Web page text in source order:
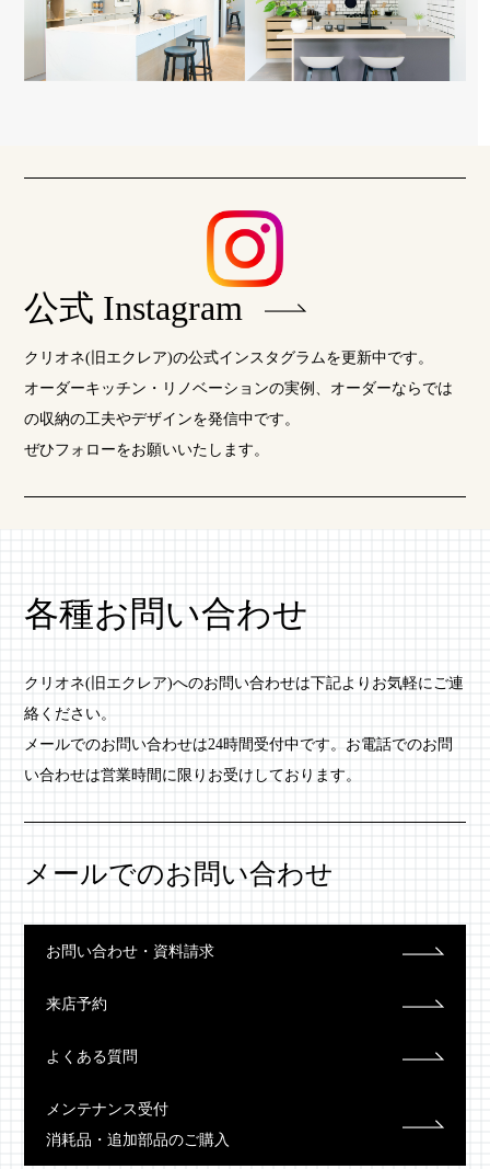
公式 Instagram
クリオネ(旧エクレア)の公式インスタグラムを更新中です。
オーダーキッチン・リノベーションの実例、オーダーならでは
の収納の工夫やデザインを発信中です。
ぜひフォローをお願いいたします。
各種お問い合わせ
クリオネ(旧エクレア)へのお問い合わせは下記よりお気軽にご連
絡ください。
メールでのお問い合わせは24時間受付中です。お電話でのお問
い合わせは営業時間に限りお受けしております。
メールでのお問い合わせ
お問い合わせ・資料請求
来店予約
よくある質問
メンテナンス受付
消耗品・追加部品のご購入